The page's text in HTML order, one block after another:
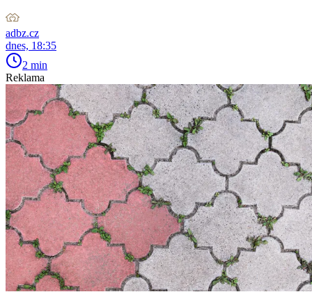
adbz.cz
dnes, 18:35
2 min
Reklama